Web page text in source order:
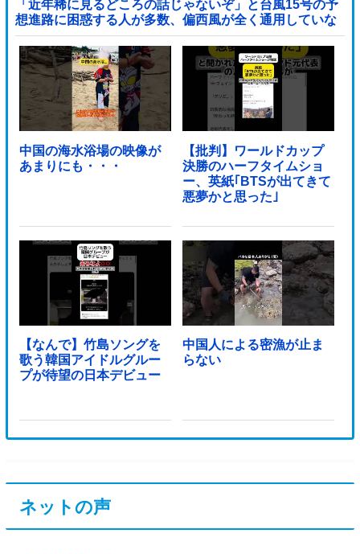
「近年稀に見るどころの話じゃないぞ」と台風15号の予
想進路に困惑する人が多数、偏西風が全く通用していな
いんだけど……他
中国の海水浴場の映像が
あまりにも・・・
【批判】ワールドカップ
決勝のハーフタイムショ
ー、英紙｢BTSが出てきて
悪夢かと思った｣
【なんで】竹島ソングを
歌う韓国アイドルグルー
プが待望の日本デビュー
中国人による密漁が止ま
らない
ネットの声